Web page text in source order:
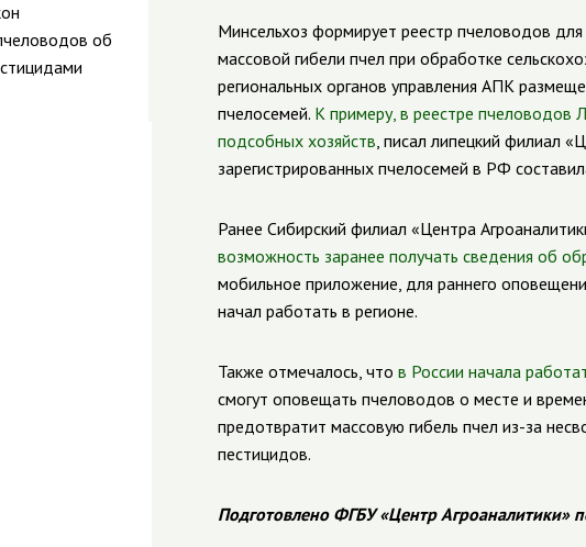
об
Минсельхоз формирует реестр пчеловодов
массовой гибели пчел при обработке
региональных органов управления АПК
пчелосемей. К примеру, в реестре пчеловодов
подсобных хозяйств, писал липецкий филиал
зарегистрированных пчелосемей в РФ
Ранее Сибирский филиал «Центра
возможность заранее получать сведения об
мобильное приложение, для раннего
начал работать в регионе.
Также отмечалось, что в России начала
смогут оповещать пчеловодов о месте и
предотвратит массовую гибель пчел из-за
пестицидов.
Подготовлено ФГБУ «Центр Агроаналитики»